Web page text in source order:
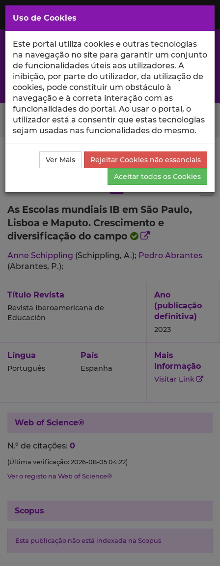
Saltar
para
Conteúdo
Principal
A excelência da investigação e ciência no Iscte
Search Button
Ciência_Iscte Publicações
Descrição Detalhada da
Publicação
As Escolas mundiais IB em São Paulo,
Lisboa e Maputo. Crescimento e
diversificação do campo
Anne Schippling (Schippling, A.); Pedro Abrantes
(Abrantes, P.);
Título Revista
Revista Iberoamericana de
Educación
Ano
(publicação
definitiva)
2023
Língua
Português
País
Espanha
Mais
Informação
Visitar Link
Web of Science®
N.º de citações: 0
(Última verificação: 2026-08-05 04:22)
Ver o registo na Web of Science®
Scopus
Esta publicação não está indexada na Scopus
Uso de Cookies
Este portal utiliza cookies e outras tecnologias
na navegação no site para garantir um conjunto
de funcionalidades úteis aos utilizadores. A
inibição, por parte do utilizador, da utilização de
cookies, pode constituir um obstáculo à
navegação e à correta interação com as
funcionalidades do portal. Ao usar o portal, o
utilizador está a consentir que estas tecnologias
sejam usadas nas funcionalidades do mesmo.
Ver Mais
Rejeitar Cookies não essenciais
Aceitar todos os Cookies